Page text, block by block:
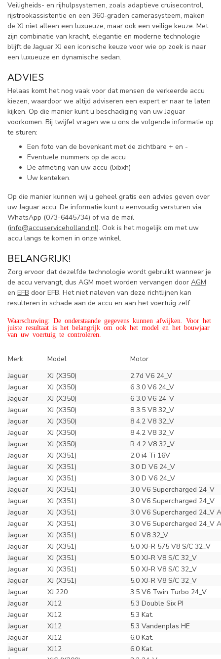
Veiligheids- en rijhulpsystemen, zoals adaptieve cruisecontrol,
rijstrookassistentie en een 360-graden camerasysteem, maken
de XJ niet alleen een luxueuze, maar ook een veilige keuze. Met
zijn combinatie van kracht, elegantie en moderne technologie
blijft de Jaguar XJ een iconische keuze voor wie op zoek is naar
een luxueuze en dynamische sedan.
ADVIES
Helaas komt het nog vaak voor dat mensen de verkeerde accu
kiezen, waardoor we altijd adviseren een expert er naar te laten
kijken. Op die manier kunt u beschadiging van uw Jaguar
voorkomen. Bij twijfel vragen we u ons de volgende informatie op
te sturen:
Een foto van de bovenkant met de zichtbare + en -
Eventuele nummers op de accu
De afmeting van uw accu (lxbxh)
Uw kenteken.
Op die manier kunnen wij u geheel gratis een advies geven over
uw Jaguar accu. De informatie kunt u eenvoudig versturen via
WhatsApp (073-6445734) of via de mail
(info@accuserviceholland.nl). Ook is het mogelijk om met uw
accu langs te komen in onze winkel.
BELANGRIJK!
Zorg ervoor dat dezelfde technologie wordt gebruikt wanneer je
de accu vervangt, dus AGM moet worden vervangen door AGM
en EFB door EFB. Het niet naleven van deze richtlijnen kan
resulteren in schade aan de accu en aan het voertuig zelf.
Waarschuwing: De onderstaande gegevens kunnen afwijken. Voor het
juiste resultaat is het belangrijk om ook het model en het bouwjaar
van uw voertuig te controleren.
Merk Model
Motor
Jaguar
XJ (X350)
2.7d V6 24_V
Jaguar
XJ (X350)
6 3.0 V6 24_V
Jaguar
XJ (X350)
6 3.0 V6 24_V
Jaguar
XJ (X350)
8 3.5 V8 32_V
Jaguar
XJ (X350)
8 4.2 V8 32_V
Jaguar
XJ (X350)
8 4.2 V8 32_V
Jaguar
XJ (X350)
R 4.2 V8 32_V
Jaguar
XJ (X351)
2.0 i4 Ti 16V
Jaguar
XJ (X351)
3.0 D V6 24_V
Jaguar
XJ (X351)
3.0 D V6 24_V
Jaguar
XJ (X351)
3.0 V6 Supercharged 24_V
Jaguar
XJ (X351)
3.0 V6 Supercharged 24_V
Jaguar
XJ (X351)
3.0 V6 Supercharged 24_V
Jaguar
XJ (X351)
3.0 V6 Supercharged 24_V
Jaguar
XJ (X351)
5.0 V8 32_V
Jaguar
XJ (X351)
5.0 XJ-R 575 V8 S/C 32_V
Jaguar
XJ (X351)
5.0 XJ-R V8 S/C 32_V
Jaguar
XJ (X351)
5.0 XJ-R V8 S/C 32_V
Jaguar
XJ (X351)
5.0 XJ-R V8 S/C 32_V
Jaguar
XJ 220
3.5 V6 Twin Turbo 24_V
Jaguar
XJ12
5.3 Double Six PI
Jaguar
XJ12
5.3 Kat.
Jaguar
XJ12
5.3 Vandenplas HE
Jaguar
XJ12
6.0 Kat.
Jaguar
XJ12
6.0 Kat.